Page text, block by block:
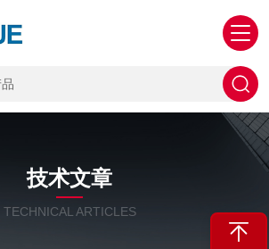
技术文章
TECHNICAL ARTICLES